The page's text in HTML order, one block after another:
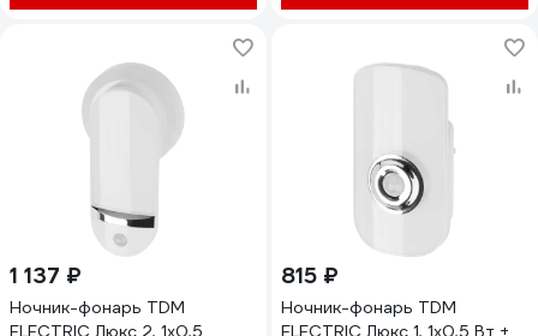
1 137 ₽
Ночник-фонарь TDM
ELECTRIC Люкс 2, 1х0,5
815 ₽
Ночник-фонарь TDM
ELECTRIC Люкс 1, 1х0,5 Вт +